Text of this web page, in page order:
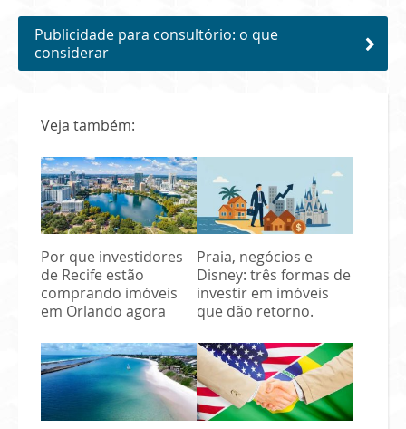
Publicidade para consultório: o que
considerar
Veja também:
Por que investidores
de Recife estão
comprando imóveis
em Orlando agora
Praia, negócios e
Disney: três formas de
investir em imóveis
que dão retorno.